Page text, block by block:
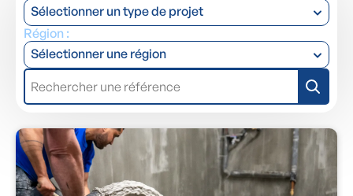
Sélectionner un type de projet
Région :
Sélectionner une région